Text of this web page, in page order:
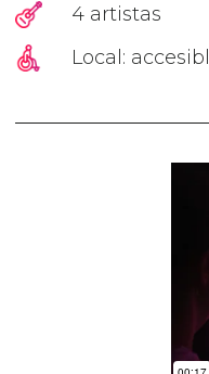
4 artistas
Local: